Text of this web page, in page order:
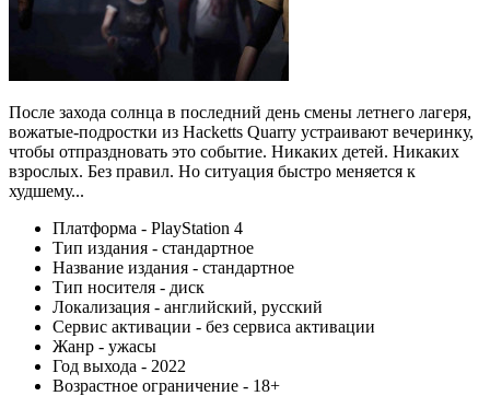
После захода солнца в последний день смены летнего лагеря,
вожатые-подростки из Hacketts Quarry устраивают вечеринку,
чтобы отпраздновать это событие. Никаких детей. Никаких
взрослых. Без правил. Но ситуация быстро меняется к
худшему...
Платформа - PlayStation 4
Тип издания - стандартное
Название издания - стандартное
Тип носителя - диск
Локализация - английский, русский
Сервис активации - без сервиса активации
Жанр - ужасы
Год выхода - 2022
Возрастное ограничение - 18+